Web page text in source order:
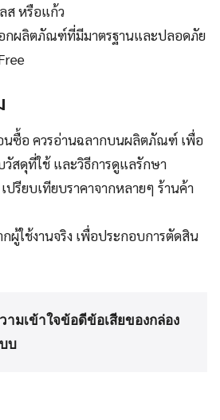
ส หรือแก้ว
กผลิตภัณฑ์ที่มีมาตรฐานและปลอดภัย
นซื้อ ควรอ่านฉลากบนผลิตภัณฑ์ เพื่อ
วัสดุที่ใช้ และวิธีการดูแลรักษา
เปรียบเทียบราคาจากหลายๆ ร้านค้า
กผู้ใช้งานจริง เพื่อประกอบการตัดสิน
ามเข้าใจข้อดีข้อเสียของกล่อง
บ